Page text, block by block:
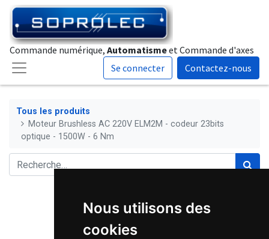
Nous utilisons des
cookies
Commande numérique, Automatismeet Commande d'axes
Se connecter
Contactez-nous
Tous les produits
Moteur Brushless AC 220V ELM2M - codeur 23bits
optique - 1500W - 6 Nm